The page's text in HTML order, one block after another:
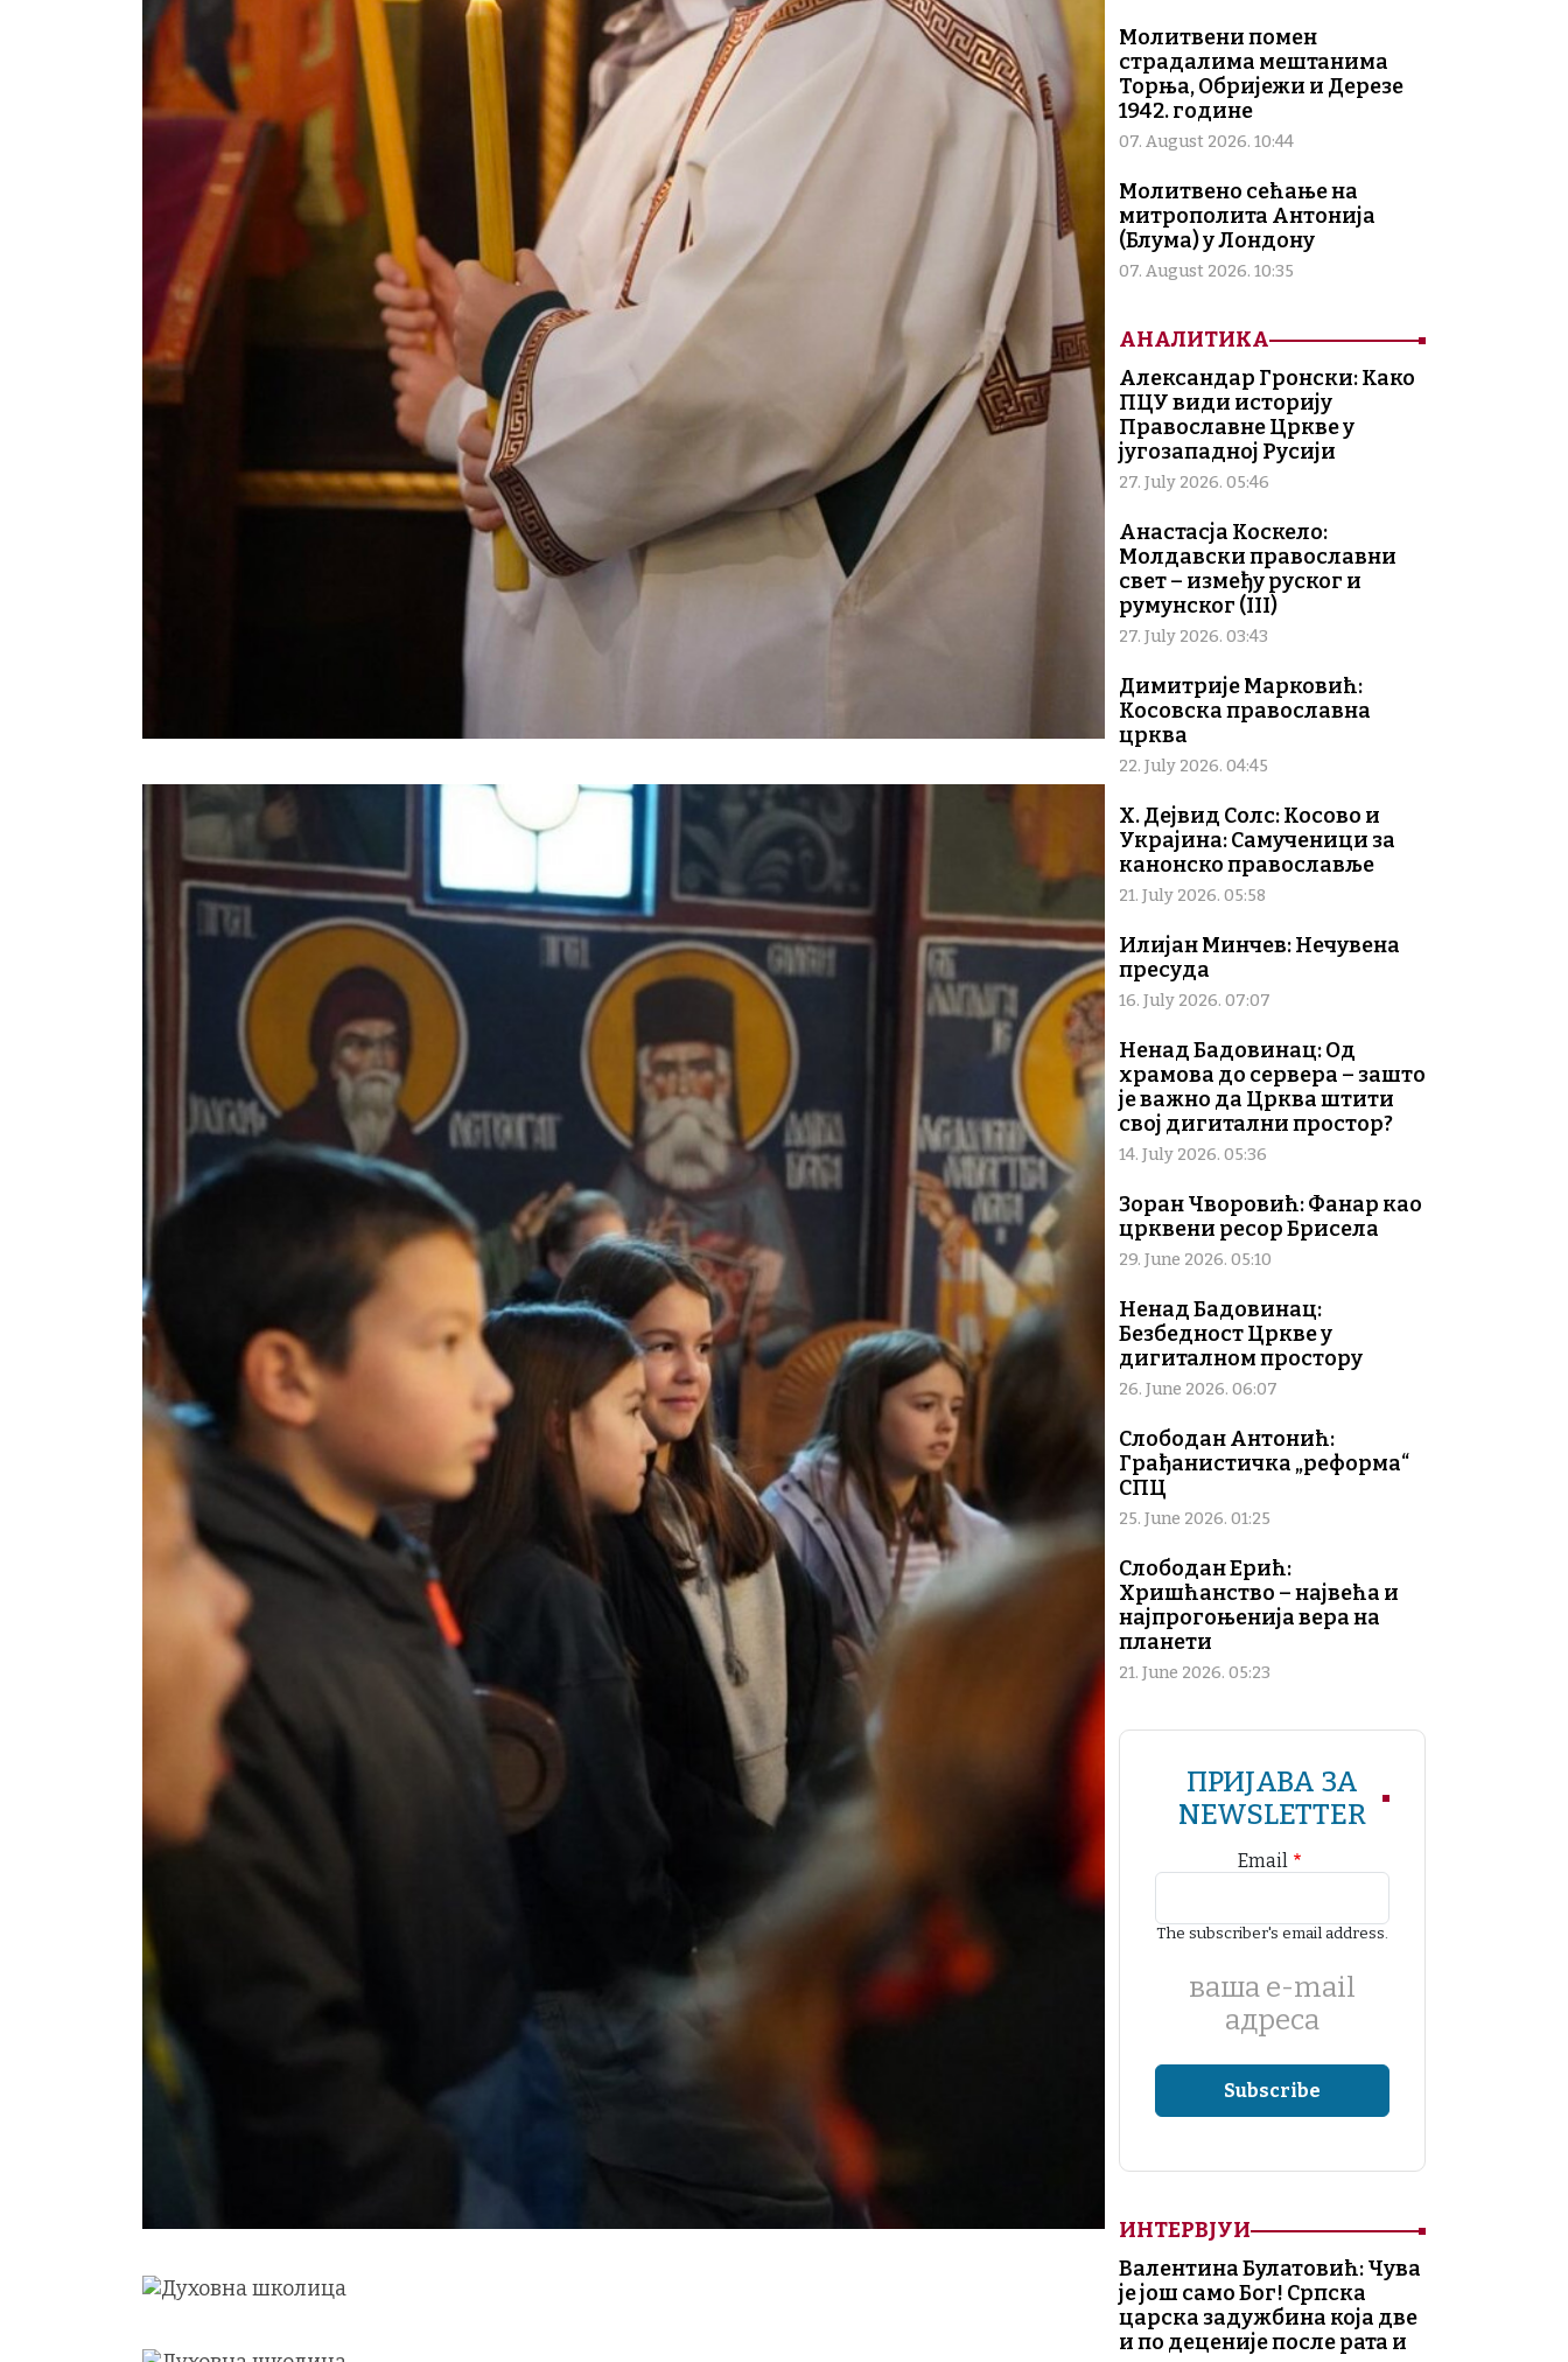
Молитвени помен
страдалима мештанима
Торња, Обријежи и Дерезе
1942. године
07. August 2026. 10:44
Молитвено сећање на
митрополита Антонија
(Блума) у Лондону
07. August 2026. 10:35
АНАЛИТИКА
Александар Гронски: Како
ПЦУ види историју
Православне Цркве у
југозападној Русији
27. July 2026. 05:46
Анастасја Коскело:
Молдавски православни
свет – између руског и
румунског (III)
27. July 2026. 03:43
Димитрије Марковић:
Косовска православна
црква
22. July 2026. 04:45
Х. Дејвид Солс: Косово и
Украјина: Самученици за
канонско православље
21. July 2026. 05:58
Илијан Минчев: Нечувена
пресуда
16. July 2026. 07:07
Ненад Бадовинац: Од
храмова до сервера – зашто
је важно да Црква штити
свој дигитални простор?
14. July 2026. 05:36
Зоран Чворовић: Фанар као
црквени ресор Брисела
29. June 2026. 05:10
Ненад Бадовинац:
Безбедност Цркве у
дигиталном простору
26. June 2026. 06:07
Слободан Антонић:
Грађанистичка „реформа“
СПЦ
25. June 2026. 01:25
Слободан Ерић:
Хришћанство – највећа и
најпрогоњенија вера на
планети
21. June 2026. 05:23
ПРИЈАВА ЗА
NEWSLETTER
Email
The subscriber's email address.
ваша е-mail
адреса
ИНТЕРВЈУИ
Валентина Булатовић: Чува
је још само Бог! Српска
царска задужбина која две
и по деценије после рата и